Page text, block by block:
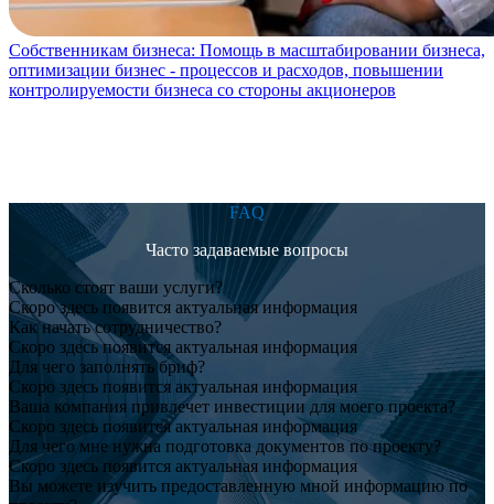
Собственникам бизнеса: Помощь в масштабировании бизнеса,
оптимизации бизнес - процессов и расходов, повышении
контролируемости бизнеса со стороны акционеров
FAQ
Часто задаваемые вопросы
Сколько стоят ваши услуги?
Скоро здесь появится актуальная информация
Как начать сотрудничество?
Скоро здесь появится актуальная информация
Для чего заполнять бриф?
Скоро здесь появится актуальная информация
Ваша компания привлечет инвестиции для моего проекта?
Скоро здесь появится актуальная информация
Для чего мне нужна подготовка документов по проекту?
Скоро здесь появится актуальная информация
Вы можете изучить предоставленную мной информацию по